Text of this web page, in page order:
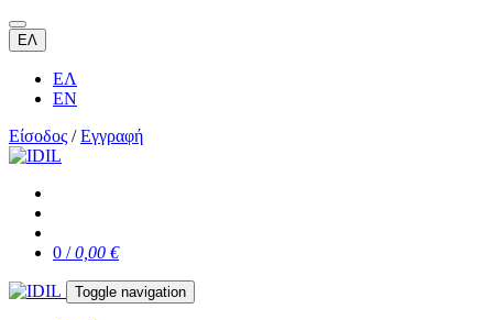
ΕΛ
ΕΛ
EN
Είσοδος /Εγγραφή
0 /0,00 €
Toggle navigation